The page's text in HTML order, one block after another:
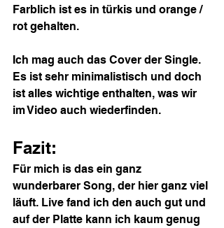
Farblich ist es in türkis und orange /
rot gehalten.
Ich mag auch das Cover der Single.
Es ist sehr minimalistisch und doch
ist alles wichtige enthalten, was wir
im Video auch wiederfinden.
Fazit:
Für mich is das ein ganz
wunderbarer Song, der hier ganz viel
läuft. Live fand ich den auch gut und
auf der Platte kann ich kaum genug